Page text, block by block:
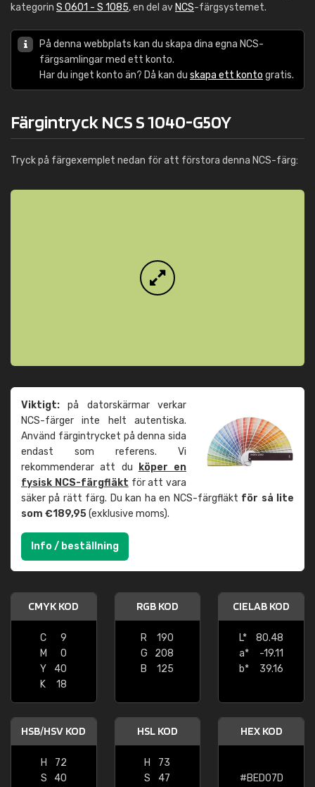
kategorin S 0601 - S 1085, en del av NCS-färgsystemet.
På denna webbplats kan du skapa dina egna NCS-
färgsamlingar med ett konto.
Har du inget konto än? Då kan du skapa ett konto gratis.
Färgintryck NCS S 1040-G50Y
Tryck på färgexemplet nedan för att förstora denna NCS-färg:
Viktigt: på datorskärmar verkar
NCS-färger inte helt autentiska.
Använd färgintrycket på denna sida
endast som referens. Vi
rekommenderar att du
köper en
fysisk NCS-färgfläkt för att vara
säker på rätt färg. Du kan ha en NCS-färgfläkt för så lite
som €189,95(exklusive moms).
Info / beställning
CMYK KOD
C
9
M
0
Y
40
K
18
RGB KOD
R
190
G
208
B
125
CIELAB KOD
L*
80.48
a*
-19.11
b*
39.16
HSB/HSV KOD
H
72
S
40
HSL KOD
H
73
S
47
HEX KOD
#BED07D